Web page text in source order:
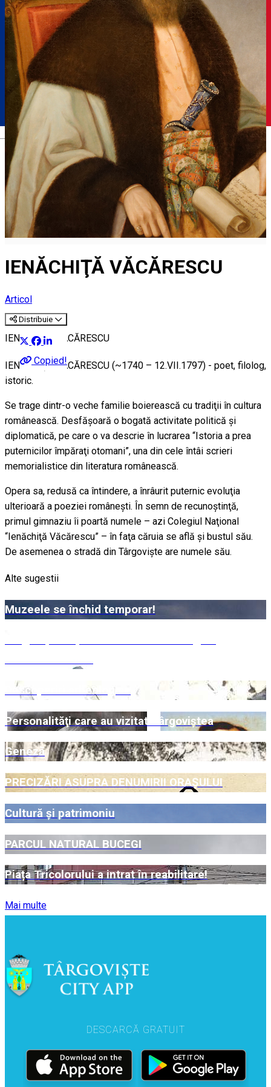
Română
IENĂCHIŢĂ VĂCĂRESCU
Articol
Distribuie
Copied!
IENĂCHIŢĂ VĂCĂRESCU
IENĂCHIŢĂ VĂCĂRESCU (~1740 – 12.VII.1797) - poet, filolog,
istoric.
Se trage dintr-o veche familie boierească cu tradiţii în cultura
românească. Desfăşoară o bogată activitate politică şi
diplomatică, pe care o va descrie în lucrarea “Istoria a prea
puternicilor împăraţi otomani”, una din cele întâi scrieri
memorialistice din literatura românească.
Opera sa, redusă ca întindere, a înrâurit puternic evoluţia
ulterioară a poeziei româneşti. În semn de recunoştinţă,
primul gimnaziu îi poartă numele – azi Colegiul Naţional
“Ienăchiţă Văcărescu” – în faţa căruia se află şi bustul său.
De asemenea o stradă din Târgovişte are numele său.
Alte sugestii
Muzeele se închid temporar!
Descoperiri arheologice
Personalităţi care au vizitat Târgoviştea
Geneză
PRECIZĂRI ASUPRA DENUMIRII ORAŞULUI
Cultură şi patrimoniu
PARCUL NATURAL BUCEGI
Piața Tricolorului a intrat în reabilitare!
Mai multe
DESCARCĂ GRATUIT